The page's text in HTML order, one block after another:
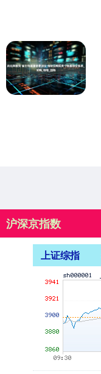
沪深京指数
上证综指